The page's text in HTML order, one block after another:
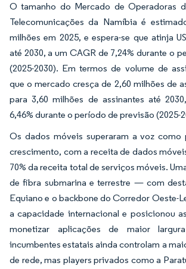
O tamanho do Mercado de Operadoras
Telecomunicações da Namíbia é
milhões em 2025, e espera-se que atinja
até 2030, a um CAGR de 7,24% durante o
(2025-2030). Em termos de volume de
que o mercado cresça de 2,60 milhões de
para 3,60 milhões de assinantes até
6,46% durante o período de previsão (2025-
Os dados móveis superaram a voz como
crescimento, com a receita de dados
70% da receita total de serviços móveis.
de fibra submarina e terrestre — com
Equiano e o backbone do Corredor Oeste-
a capacidade internacional e posicionou
monetizar aplicações de maior
incumbentes estatais ainda controlam a
de rede, mas players privados como a